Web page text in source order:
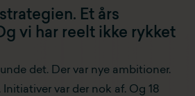
Et års
vi har reelt ikke rykket
det. Der var nye ambitioner.
var der nok af. Og 18